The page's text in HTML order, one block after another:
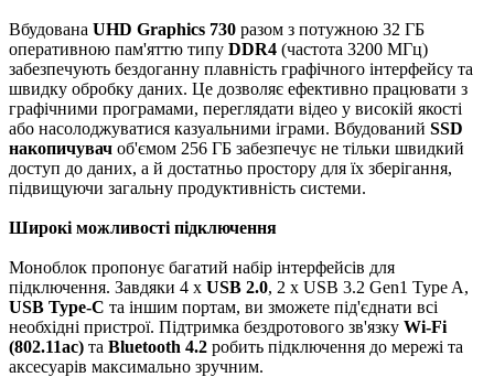
Вбудована UHD Graphics 730 разом з потужною 32 ГБ
оперативною пам'яттю типу DDR4 (частота 3200 МГц)
забезпечують бездоганну плавність графічного інтерфейсу та
швидку обробку даних. Це дозволяє ефективно працювати з
графічними програмами, переглядати відео у високій якості
або насолоджуватися казуальними іграми. Вбудований SSD
накопичувач об'ємом 256 ГБ забезпечує не тільки швидкий
доступ до даних, а й достатньо простору для їх зберігання,
підвищуючи загальну продуктивність системи.
Широкі можливості підключення
Моноблок пропонує багатий набір інтерфейсів для
підключення. Завдяки 4 x USB 2.0, 2 x USB 3.2 Gen1 Type A,
USB Type-C та іншим портам, ви зможете під'єднати всі
необхідні пристрої. Підтримка бездротового зв'язку Wi-Fi
(802.11ac) та Bluetooth 4.2 робить підключення до мережі та
аксесуарів максимально зручним.